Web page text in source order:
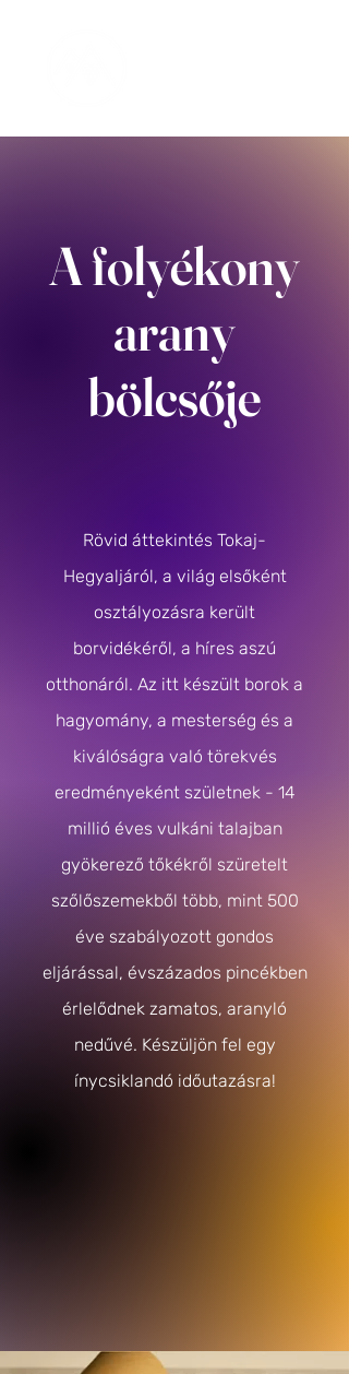
A folyékony
arany
bölcsője
Rövid áttekintés Tokaj-
Hegyaljáról, a világ elsőként
osztályozásra került
borvidékéről, a híres aszú
otthonáról. Az itt készült borok a
hagyomány, a mesterség és a
kiválóságra való törekvés
eredményeként születnek - 14
millió éves vulkáni talajban
gyökerező tőkékről szüretelt
szőlőszemekből több, mint 500
éve szabályozott gondos
eljárással, évszázados pincékben
érlelődnek zamatos, aranyló
nedűvé. Készüljön fel egy
ínycsiklandó időutazásra!